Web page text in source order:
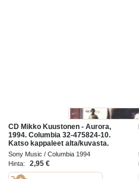
CD Mikko Kuustonen - Aurora,
1994. Columbia 32-475824-10.
Katso kappaleet alta/kuvasta.
Sony Music / Columbia 1994
Hinta:
2,95 €